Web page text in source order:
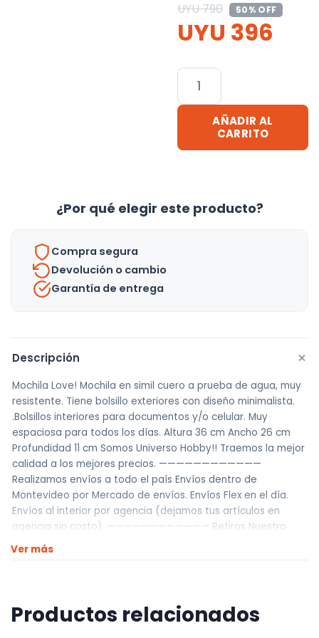
UYU790 50% OFF
UYU 396
Mochila
Cartera
Oxford
Para
AÑADIR AL
CARRITO
¿Por qué elegir este producto?
Compra segura
Devolución o cambio
Garantía de entrega
Descripción +
Mochila Love! Mochila en simil cuero a prueba de agua, muy
resistente. Tiene bolsillo exteriores con diseño minimalista.
.Bolsillos interiores para documentos y/o celular. Muy
espaciosa para todos los días. Altura 36 cm Ancho 26 cm
Profundidad 11 cm Somos Universo Hobby!! Traemos la mejor
calidad a los mejores precios. ————————————
Realizamos envíos a todo el país Envíos dentro de
Montevideo por Mercado de envíos. Envíos Flex en el día.
Envíos al interior por agencia (dejamos tus artículos en
agencia sin costo). ———————————— Retiros Nuestro
punto de retiro se encuentra en zona la teja. El horario de
retiros es de Lunes a Viernes de 10hs a 12hs o de 13hs a 17hs
Ver más
Productos relacionados